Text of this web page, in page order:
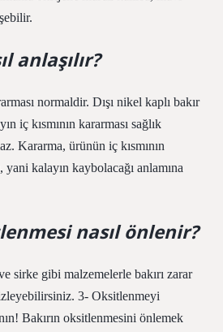
anlaşılır?
normaldir. Dışı nikel kaplı bakır
iç kısmının kararması sağlık
Kararma, ürünün iç kısmının
kalayın kaybolacağı anlamına
nasıl önlenir?
sirke gibi malzemelerle bakırı zarar
3- Oksitlenmeyi
Bakırın oksitlenmesini önlemek